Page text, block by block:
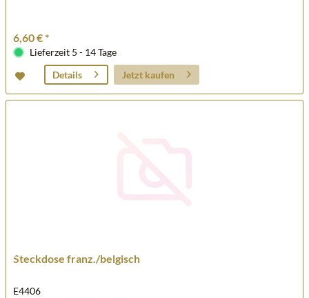
6,60 € *
Lieferzeit 5 - 14 Tage
Details
Jetzt kaufen
Steckdose franz./belgisch
E4406